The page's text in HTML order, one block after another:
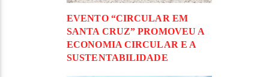
EVENTO “CIRCULAR EM
SANTA CRUZ” PROMOVEU A
ECONOMIA CIRCULAR E A
SUSTENTABILIDADE